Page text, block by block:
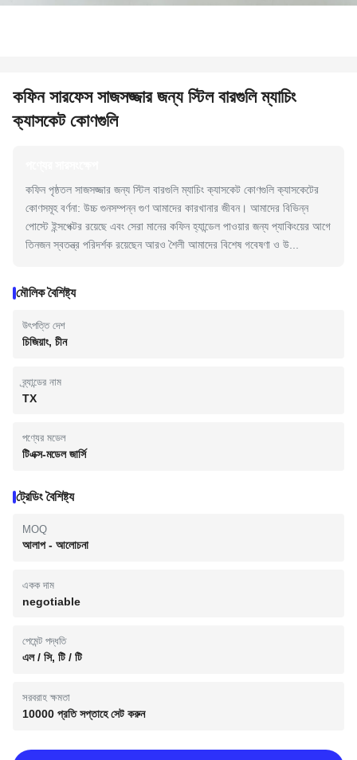
কফিন সারফেস সাজসজ্জার জন্য স্টিল বারগুলি ম্যাচিং
ক্যাসকেট কোণগুলি
কফিন পৃষ্ঠতল সাজসজ্জার জন্য স্টিল বারগুলি ম্যাচিং ক্যাসকেট কোণগুলি ক্যাসকেটের
কোণসমূহ বর্ণনা: উচ্চ গুনসম্পন্ন গুণ আমাদের কারখানার জীবন। আমাদের বিভিন্ন
পোস্টে ইন্সপেক্টর রয়েছে এবং সেরা মানের কফিন হ্যান্ডেল পাওয়ার জন্য প্যাকিংয়ের আগে
তিনজন স্বতন্ত্র পরিদর্শক রয়েছেন আরও শৈলী আমাদের বিশেষ গবেষণা ও উ...
মৌলিক বৈশিষ্ট্য
উৎপত্তি দেশ
চিজিয়াং, চীন
ব্র্যান্ডের নাম
TX
পণ্যের মডেল
টিএক্স-মডেল জার্সি
ট্রেডিং বৈশিষ্ট্য
MOQ
আলাপ - আলোচনা
একক দাম
negotiable
পেমেন্ট পদ্ধতি
এল / সি, টি / টি
সরবরাহ ক্ষমতা
10000 প্রতি সপ্তাহে সেট করুন